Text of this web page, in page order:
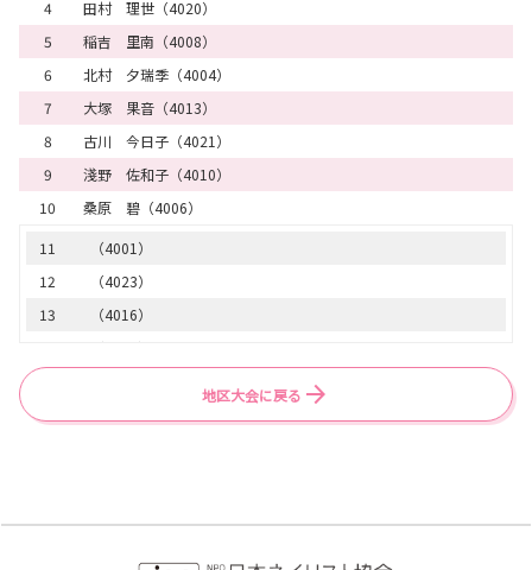
53
（1013）
54
（1007）
55
（1051）
56
（1040）
57
（1025）
58
（1052）
63
（1058）
4
田村 理世（4020）
5
稲吉 里南（4008）
6
北村 夕瑞季（4004）
7
大塚 果音（4013）
8
古川 今日子（4021）
9
淺野 佐和子（4010）
10
桑原 碧（4006）
11
（4001）
12
（4023）
13
（4016）
地区大会に戻る